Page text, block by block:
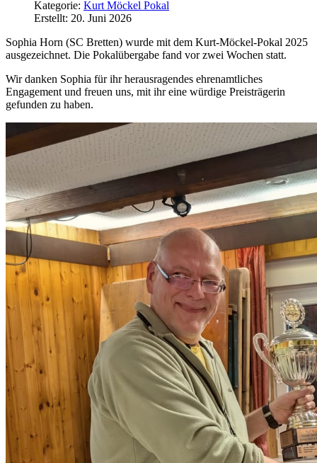
Kategorie: Kurt Möckel Pokal
Erstellt: 20. Juni 2026
Sophia Horn (SC Bretten) wurde mit dem Kurt-Möckel-Pokal 2025
ausgezeichnet. Die Pokalübergabe fand vor zwei Wochen statt.
Wir danken Sophia für ihr herausragendes ehrenamtliches
Engagement und freuen uns, mit ihr eine würdige Preisträgerin
gefunden zu haben.